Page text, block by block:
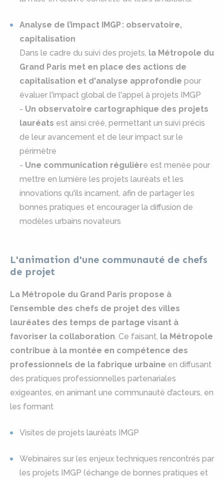
Analyse de l’impact IMGP : observatoire,
capitalisation
Dans le cadre du suivi des projets, la Métropole du
Grand Paris met en place des actions de
capitalisation et d'analyse approfondie pour
évaluer l'impact global de l'appel à projets IMGP
- Un observatoire cartographique des projets
lauréats est ainsi créé, permettant un suivi précis
de leur avancement et de leur impact sur le
périmètre
- Une communication régulière est menée pour
mettre en lumière les projets lauréats et les
innovations qu'ils incarnent, afin de partager les
bonnes pratiques et encourager la diffusion de
modèles urbains novateurs
L'animation d'une communauté de chefs
de projet
La Métropole du Grand Paris propose à
l’ensemble des chefs de projet des villes
lauréates des temps de partage visant à
favoriser la collaboration. Ce faisant, la Métropole
contribue à la montée en compétence des
professionnels de la fabrique urbaine en diffusant
des pratiques professionnelles partenariales
exigeantes, en animant une communauté d’acteurs, en
les formant
Visites de projets lauréats IMGP
Webinaires sur les enjeux techniques rencontrés par
les projets IMGP (échange de bonnes pratiques et